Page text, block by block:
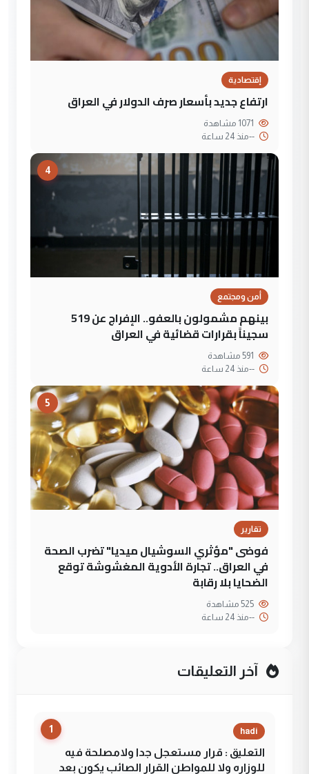
إقتصادية
ارتفاع جديد بأسعار صرف الدولار في العراق
--منذ 24 ساعة
4
أمن ومجتمع
بينهم مشمولون بالعفو.. الإفراج عن 519
سجيناً بقرارات قضائية في العراق
--منذ 24 ساعة
5
تقارير
فوضى "مؤثري السوشيال ميديا" تضرب الصحة
في العراق.. تجارة الأدوية المغشوشة توقع
الضحايا بلا رقابة
--منذ 24 ساعة
آخر التعليقات
1 hadi
التعليق : قرار مستعجل جدا ولامصلحة فيه
للوزاره ولا للمواطن القرار الصائب يكون بعد